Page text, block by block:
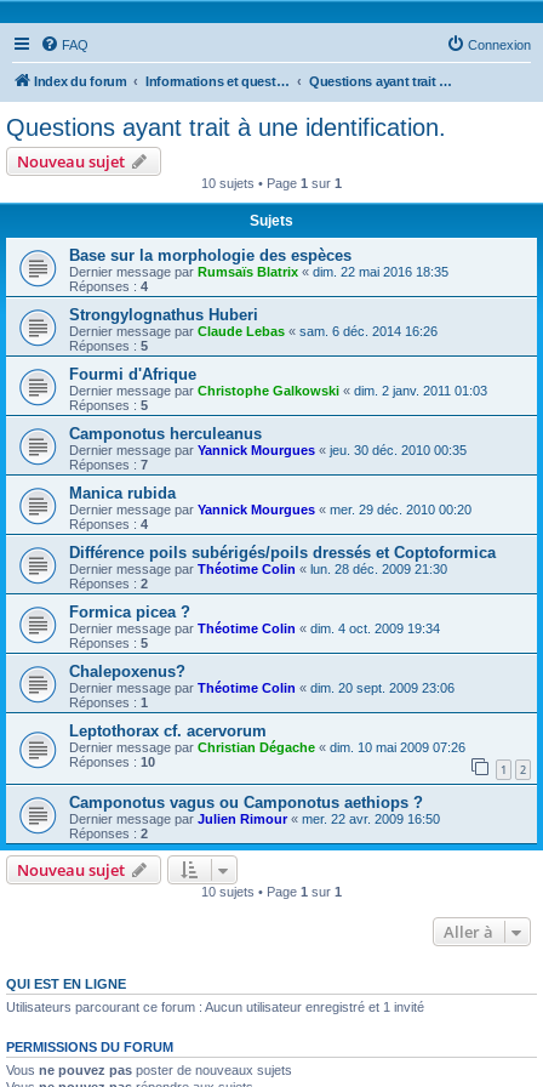
FAQ Connexion
Index du forum Informations et questions taxonomiques Questions ayant trait à une identification.
Questions ayant trait à une identification.
Nouveau sujet
10 sujets • Page 1 sur 1
Sujets
Base sur la morphologie des espèces
Dernier message par Rumsaïs Blatrix « dim. 22 mai 2016 18:35
Réponses : 4
Strongylognathus Huberi
Dernier message par Claude Lebas « sam. 6 déc. 2014 16:26
Réponses : 5
Fourmi d'Afrique
Dernier message par Christophe Galkowski « dim. 2 janv. 2011 01:03
Réponses : 5
Camponotus herculeanus
Dernier message par Yannick Mourgues « jeu. 30 déc. 2010 00:35
Réponses : 7
Manica rubida
Dernier message par Yannick Mourgues « mer. 29 déc. 2010 00:20
Réponses : 4
Différence poils subérigés/poils dressés et Coptoformica
Dernier message par Théotime Colin « lun. 28 déc. 2009 21:30
Réponses : 2
Formica picea ?
Dernier message par Théotime Colin « dim. 4 oct. 2009 19:34
Réponses : 5
Chalepoxenus?
Dernier message par Théotime Colin « dim. 20 sept. 2009 23:06
Réponses : 1
Leptothorax cf. acervorum
Dernier message par Christian Dégache « dim. 10 mai 2009 07:26
Réponses : 10 1 2
Camponotus vagus ou Camponotus aethiops ?
Dernier message par Julien Rimour« mer. 22 avr. 2009 16:50
Réponses : 2
Nouveau sujet
10 sujets • Page 1 sur 1
Aller à
QUI EST EN LIGNE
Utilisateurs parcourant ce forum : Aucun utilisateur enregistré et 1 invité
PERMISSIONS DU FORUM
Vous ne pouvez pas poster de nouveaux sujets